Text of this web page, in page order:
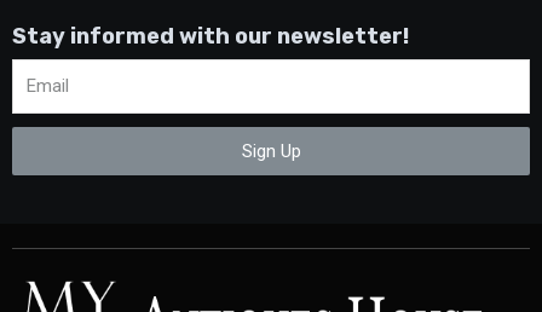
Stay informed with our newsletter!
Sign Up